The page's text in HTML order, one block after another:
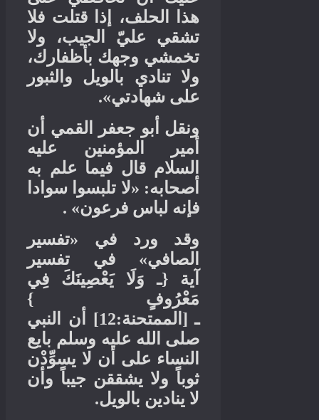
هذا الحلف، إذا قتلت فلا
تشقي عليّ الجيب، ولا
تخمشي وجهك بأظفارك،
ولا تنادي بالويل والثبور
على شهادتي».
ونقل أبو جعفر القمي أن
أمير المؤمنين عليه
السلام قال فيما علم به
أصحابه: «لا تلبسوا سوادا
فإنه لباس فرعون» .
وقد ورد في «تفسير
الصافي» في تفسير
آية {ـ وَلَا يَعْصِينَكَ فِي
مَعْرُوفٍ }
ـ [ الممتحنة:12]
أن النبي
صلى الله عليه وسلم بايع
النساء على أن لا يسوِّدْن
ثوباً ولا يشققن جيباً وأن
لا ينادين بالويل.